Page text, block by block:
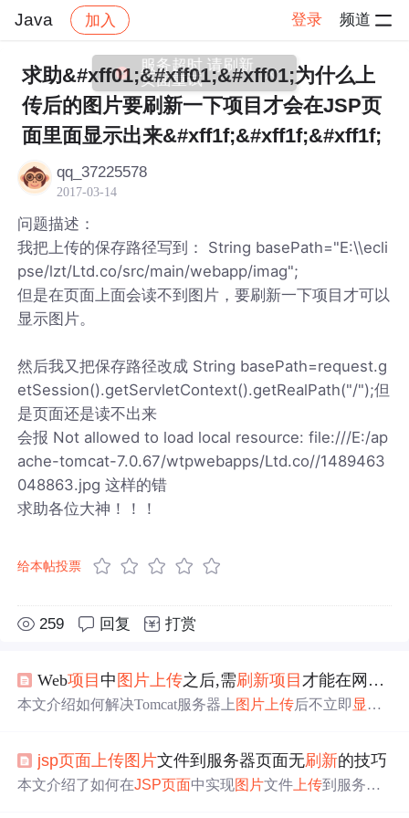
Java 加入 登录 频道
社区 Java 帖子详情
求助&#xff01;&#xff01;&#xff01;为什么上
传后的图片要刷新一下项目才会在JSP页
面里面显示出来&#xff1f;&#xff1f;&#xff1f;
qq_37225578
2017-03-14
问题描述：
我把上传的保存路径写到： String basePath="E:\\ecli
pse/lzt/Ltd.co/src/main/webapp/imag";
但是在页面上面会读不到图片，要刷新一下项目才可以
显示图片。
然后我又把保存路径改成 String basePath=request.g
etSession().getServletContext().getRealPath("/");但
是页面还是读不出来
会报 Not allowed to load local resource: file:///E:/ap
ache-tomcat-7.0.67/wtpwebapps/Ltd.co//1489463
048863.jpg 这样的错
求助各位大神！！！
给本帖投票
259 回复 打赏
Web项目 中 图片 上传之后,需刷新项目 才能在网页上看到
本文介绍如何解决Tomcat服务器上 图片 上传后不立即 显示
在 项目外部存储图片的正确配置方法，以及在JSP文件中正
确引用图片的路径。
jsp页面 上传图片文件到服务器页面无刷新的技巧
本文介绍了如何在JSP页面中实现图片文件 上传到服务
服务超时,请刷新
页面重试